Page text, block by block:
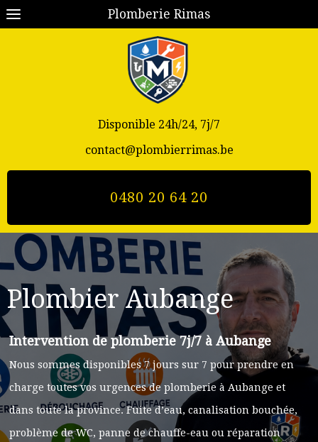
Plomberie Rimas
Disponible 24h/24, 7j/7
contact@plombierrimas.be
0480 20 64 20
Plombier Aubange
Intervention de plomberie 7j/7 à Aubange
Nous sommes disponibles 7 jours sur 7 pour prendre en
charge toutes vos urgences de plomberie à Aubange et
dans toute la province. Fuite d’eau, canalisation bouchée,
problème de WC, panne de chauffe-eau ou réparation